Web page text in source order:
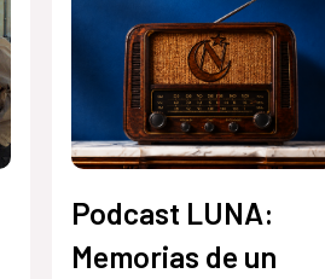
Podcast LUNA:
Memorias de un